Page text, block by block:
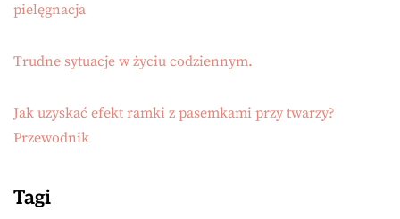
pielęgnacja
Trudne sytuacje w życiu codziennym.
Jak uzyskać efekt ramki z pasemkami przy twarzy?
Przewodnik
Tagi